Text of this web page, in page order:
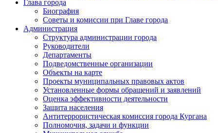
Глава города
Биография
Советы и комиссии при Главе города
Администрация
Структура администрации города
Руководители
Департаменты
Подведомственные организации
Объекты на карте
Проекты муниципальных правовых актов
Установленные формы обращений и заявлений
Оценка эффективности деятельности
Защита населения
Антитеррористическая комиссия города Кургана
Полномочия, задачи и функции